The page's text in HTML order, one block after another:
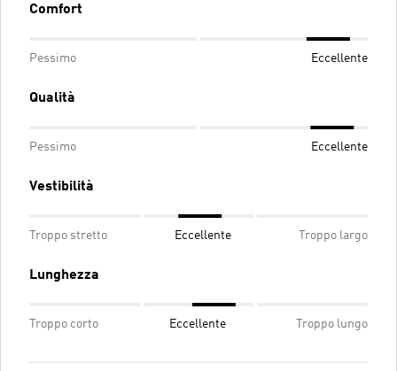
Comfort
Pessimo Eccellente
Qualità
Pessimo Eccellente
Vestibilità
Troppo stretto Eccellente Troppo largo
Lunghezza
Troppo corto Eccellente Troppo lungo